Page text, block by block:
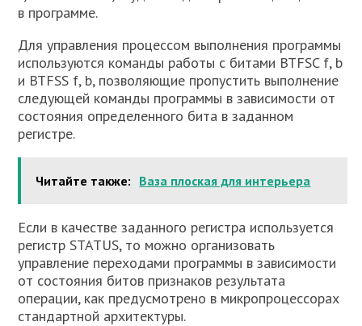
в программе.
Для управления процессом выполнения программы
используются команды работы с битами BTFSC f, b
и BTFSS f, b, позволяющие пропустить выполнение
следующей команды программы в зависимости от
состояния определенного бита в заданном
регистре.
Читайте также: Ваза плоская для интерьера
Если в качестве заданного регистра используется
регистр STATUS, то можно организовать
управление переходами программы в зависимости
от состояния битов признаков результата
операции, как предусмотрено в микропроцессорах
стандартной архитектуры.